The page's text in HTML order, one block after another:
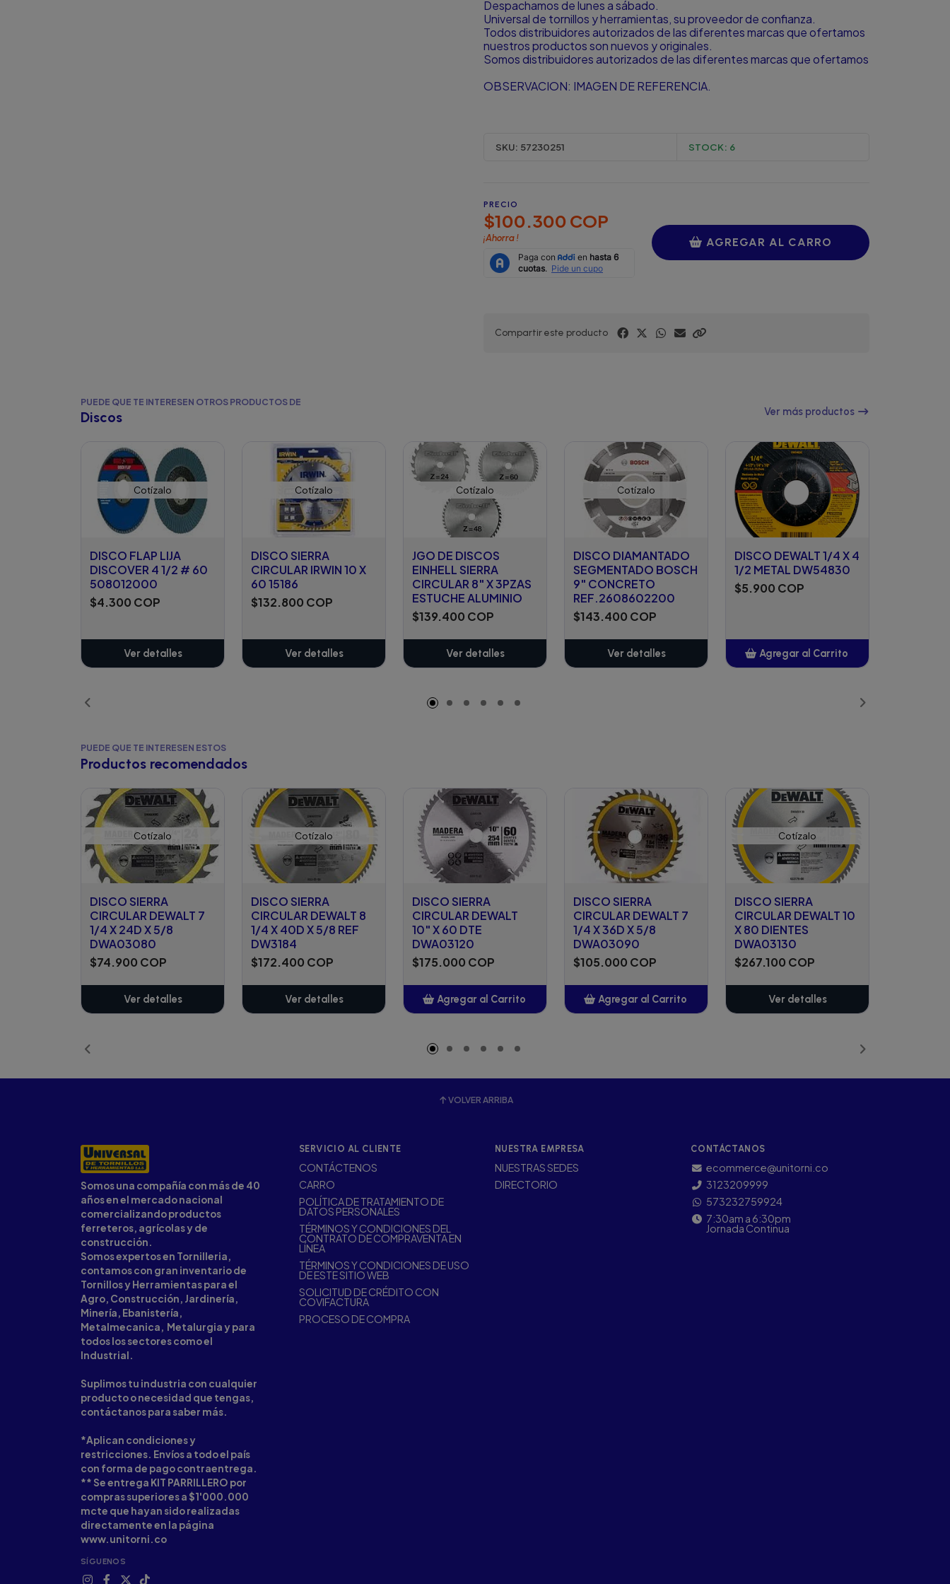
Despachamos de lunes a sábado.
Universal de tornillos y herramientas, su proveedor de confianza.
Todos distribuidores autorizados de las diferentes marcas que ofertamos
nuestros productos son nuevos y originales.
Somos distribuidores autorizados de las diferentes marcas que ofertamos
OBSERVACION: IMAGEN DE REFERENCIA.
SKU: 57230251 STOCK: 6
PRECIO
$100.300 COP
¡Ahorra! AGREGAR AL CARRO
Compartir este producto
PUEDE QUE TE INTERESEN OTROS PRODUCTOS DE
Discos Ver más productos
Cotízalo
DISCO FLAP LIJA
DISCOVER 4 1/2 # 60
508012000
$4.300 COP
Ver detalles
Cotízalo
DISCO SIERRA
CIRCULAR IRWIN 10 X
60 15186
$132.800 COP
Ver detalles
Cotízalo
JGO DE DISCOS
EINHELL SIERRA
CIRCULAR 8" X 3PZAS
ESTUCHE ALUMINIO
$139.400 COP
Ver detalles
Cotízalo
DISCO DIAMANTADO
SEGMENTADO BOSCH
9" CONCRETO
REF.2608602200
$143.400 COP
Ver detalles
DISCO DEWALT 1/4 X 4
1/2 METAL DW54830
$5.900 COP
Agregar al Carrito
PUEDE QUE TE INTERESEN ESTOS
Productos recomendados
Cotízalo
DISCO SIERRA
CIRCULAR DEWALT 7
1/4 X 24D X 5/8
DWA03080
$74.900 COP
Ver detalles
Cotízalo
DISCO SIERRA
CIRCULAR DEWALT 8
1/4 X 40D X 5/8 REF
DW3184
$172.400 COP
Ver detalles
DISCO SIERRA
CIRCULAR DEWALT
10" X 60 DTE
DWA03120
$175.000 COP
Agregar al Carrito
DISCO SIERRA
CIRCULAR DEWALT 7
1/4 X 36D X 5/8
DWA03090
$105.000 COP
Agregar al Carrito
Cotízalo
DISCO SIERRA
CIRCULAR DEWALT 10
X 80 DIENTES
DWA03130
$267.100 COP
Ver detalles
VOLVER ARRIBA
Somos una compañía con más de 40
años en el mercado nacional
comercializando productos
ferreteros, agrícolas y de
construcción.
Somos expertos en Tornilleria,
contamos con gran inventario de
Tornillos y Herramientas para el
Agro, Construcción, Jardinería,
Minería, Ebanistería,
Metalmecanica, Metalurgia y para
todos los sectores como el
Industrial.
Suplimos tu industria con cualquier
producto o necesidad que tengas,
contáctanos para saber más.
*Aplican condiciones y
restricciones. Envíos a todo el país
con forma de pago contraentrega.
** Se entrega KIT PARRILLERO por
compras superiores a $1'000.000
mcte que hayan sido realizadas
directamente en la página
www.unitorni.co
SÍGUENOS
SERVICIO AL CLIENTE
CONTÁCTENOS
CARRO
POLÍTICA DE TRATAMIENTO DE
DATOS PERSONALES
TÉRMINOS Y CONDICIONES DEL
CONTRATO DE COMPRAVENTA EN
LÍNEA
TÉRMINOS Y CONDICIONES DE USO
DE ESTE SITIO WEB
SOLICITUD DE CRÉDITO CON
COVIFACTURA
PROCESO DE COMPRA
NUESTRA EMPRESA
NUESTRAS SEDES
DIRECTORIO
CONTÁCTANOS
ecommerce@unitorni.co
3123209999
573232759924
7:30am a 6:30pm
Jornada Continua